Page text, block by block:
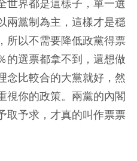
世界都是這樣子，單一選
兩黨制為主，這樣才是穩
所以不需要降低政黨得票
的選票都拿不到，還想做
念比較合的大黨就好，然
視你的政策。兩黨的內閣
取予求，才真的叫作票票